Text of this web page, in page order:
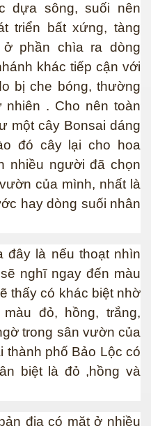
dựa sông, suối nên
triển bất xứng, tàng
ở phần chìa ra dòng
khác tiếp cận với
bị che bóng, thường
nhiên . Cho nên toàn
một cây Bonsai dáng
đó cây lại cho hoa
nhiều người đã chọn
của mình, nhất là
hay dòng suối nhân
đây là nếu thoạt nhìn
nghĩ ngay đến màu
thấy có khác biệt nhờ
đỏ, hồng, trắng,
trong sân vườn của
thành phố Bảo Lộc có
biệt là đỏ ,hồng và
địa có mặt ở nhiều